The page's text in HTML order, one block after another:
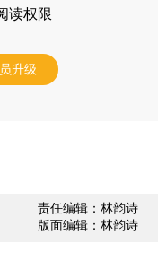
读权限
升级
责任编辑：林韵诗
版面编辑：林韵诗